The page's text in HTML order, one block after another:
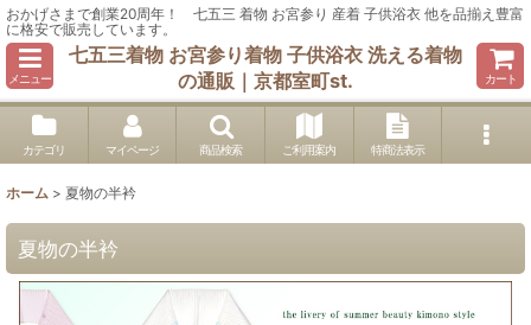
おかげさまで創業20周年！ 七五三 着物 お宮参り 産着 子供浴衣 他を品揃え豊富
に格安で販売しています。
メニュー
七五三着物 お宮参り着物 子供浴衣 洗える着物
の通販｜京都室町st.
カート
カテゴリ マイページ 商品検索 ご利用案内 特商法表示
ホーム > 夏物の半衿
夏物の半衿